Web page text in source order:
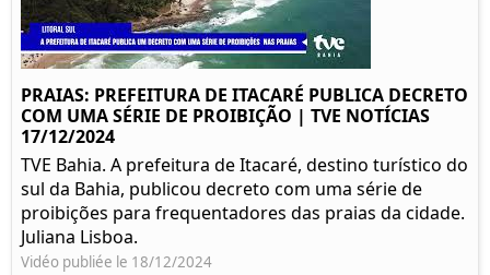
PRAIAS: PREFEITURA DE ITACARÉ PUBLICA DECRETO
COM UMA SÉRIE DE PROIBIÇÃO | TVE NOTÍCIAS
17/12/2024
TVE Bahia. A prefeitura de Itacaré, destino turístico do
sul da Bahia, publicou decreto com uma série de
proibições para frequentadores das praias da cidade.
Juliana Lisboa.
Vidéo publiée le 18/12/2024